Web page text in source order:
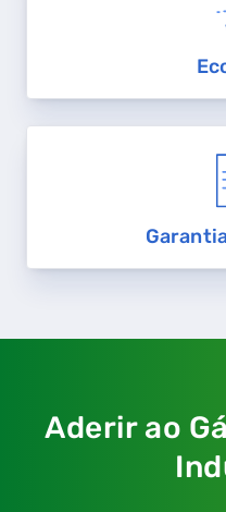
Aderir ao